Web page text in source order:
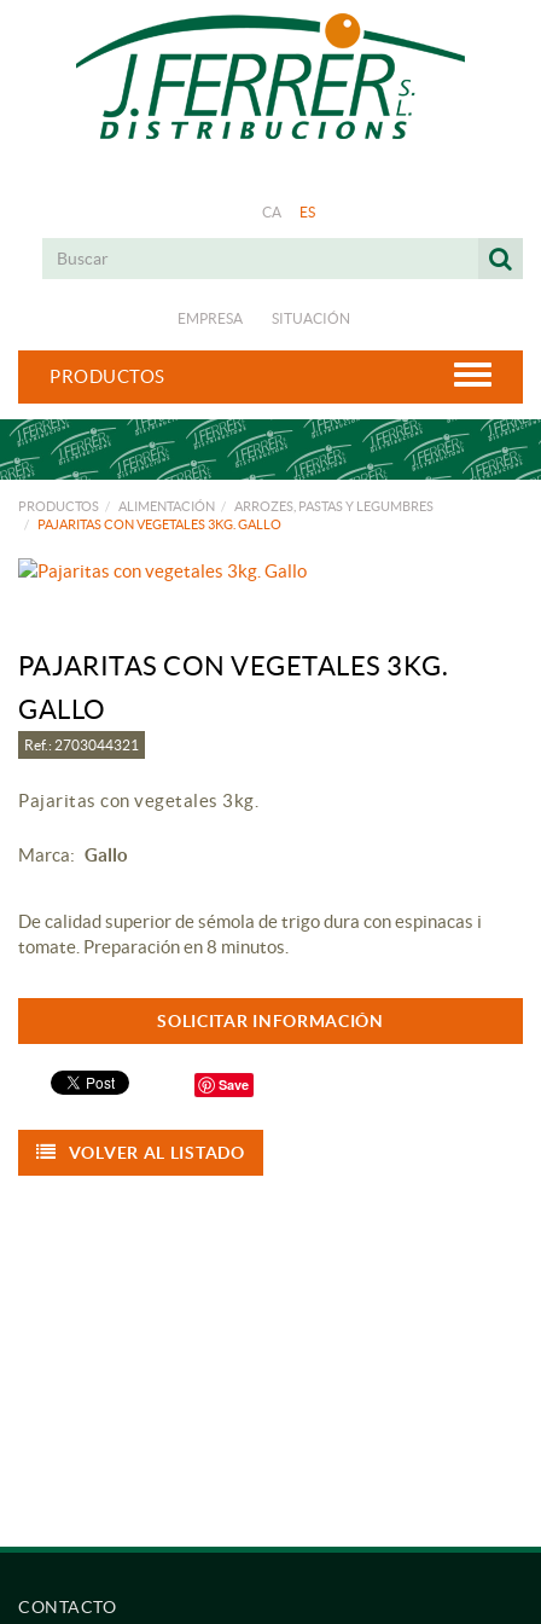
CA ES
EMPRESA SITUACIÓN
PRODUCTOS
PRODUCTOS ALIMENTACIÓN
ARROZES, PASTAS Y LEGUMBRES
PAJARITAS CON VEGETALES 3KG. GALLO
PAJARITAS CON VEGETALES 3KG.
GALLO
Ref.: 2703044321
Pajaritas con vegetales 3kg.
Marca: Gallo
De calidad superior de sémola de trigo dura con espinacas i
tomate. Preparación en 8 minutos.
SOLICITAR INFORMACIÓN
Save
VOLVER AL LISTADO
CONTACTO